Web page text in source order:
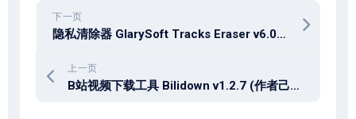
下一页
隐私清除器 GlarySoft Tracks Eraser v6.0.1.32
上一页
B站视频下载工具 Bilidown v1.2.7 (作者己停更)